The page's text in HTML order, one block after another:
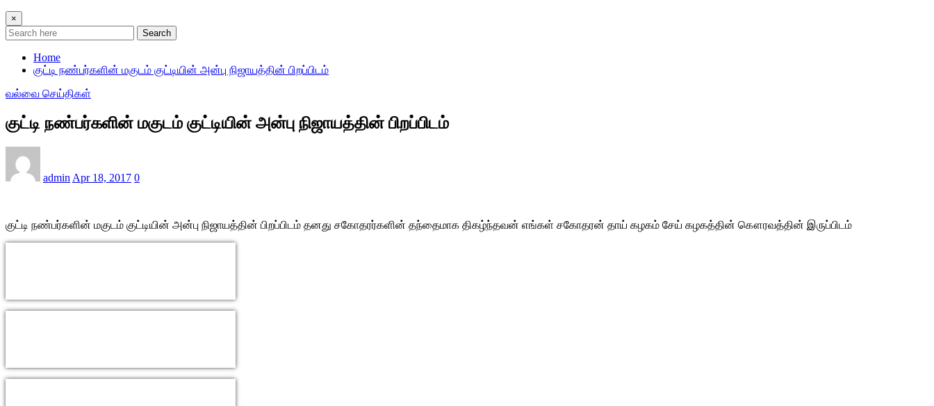
×
Search
Home
குட்டி நண்பர்களின் மகுடம் குட்டியின் அன்பு நிஜாயத்தின் பிறப்பிடம்
வல்வை செய்திகள்
குட்டி நண்பர்களின் மகுடம் குட்டியின் அன்பு நிஜாயத்தின் பிறப்பிடம்
admin Apr 18, 2017 0
குட்டி நண்பர்களின் மகுடம் குட்டியின் அன்பு நிஜாயத்தின் பிறப்பிடம் தனது சகோதரர்களின் தந்தைமாக திகழ்ந்தவன் எங்கள் சகோதரன் தாய் கழகம் சேய் கழகத்தின் கௌரவத்தின் இருப்பிடம்